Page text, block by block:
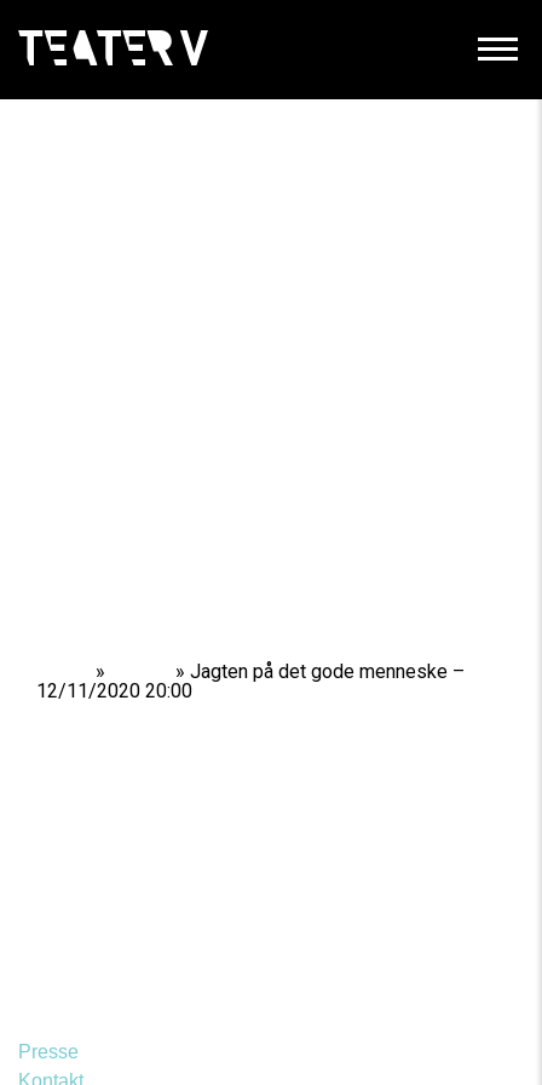
» » Jagten på det gode menneske –
12/11/2020 20:00
Presse
Kontakt